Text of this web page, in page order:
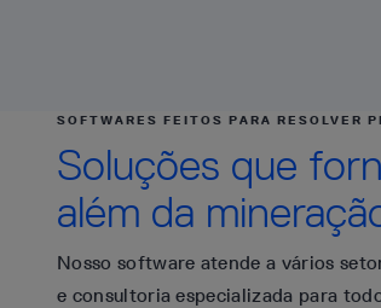
SOFTWARES FEITOS PARA RESOLVER
Soluções que
além da
Nosso software atende a vários
e consultoria especializada para